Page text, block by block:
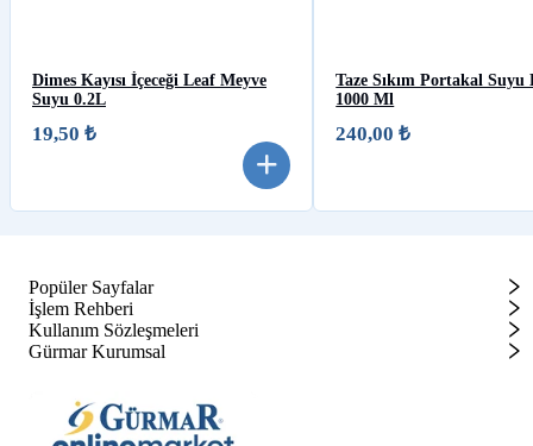
Dimes Kayısı İçeceği Leaf Meyve
Suyu 0.2L
19,50 ₺
Taze Sıkım Portakal Suyu
1000 Ml
240,00 ₺
Popüler Sayfalar
İşlem Rehberi
Kullanım Sözleşmeleri
Gürmar Kurumsal